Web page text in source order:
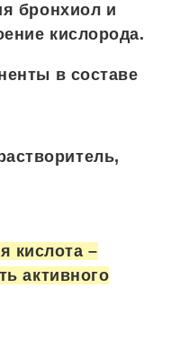
бронхиол и
кислорода.
в составе
кислота –
активного